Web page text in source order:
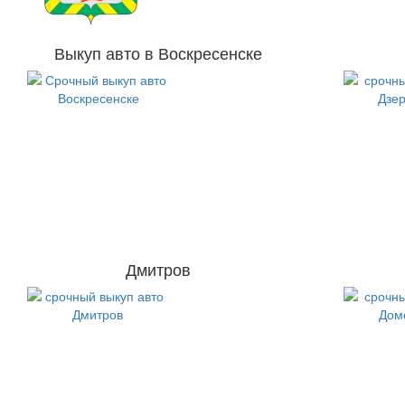
Выкуп авто в Воскресенске
Дмитров